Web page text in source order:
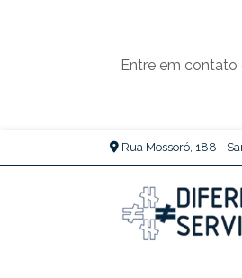
Entre em contato
Rua Mossoró, 188 -